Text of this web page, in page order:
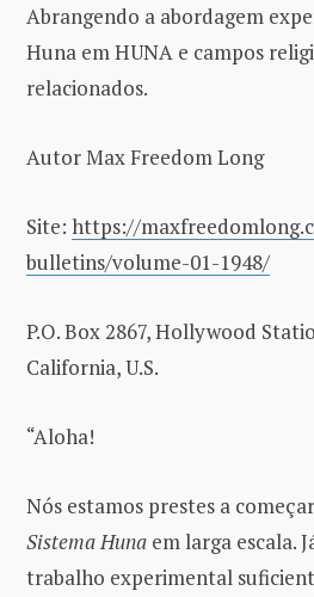
Abrangendo a abordagem
Huna em HUNA e campos
relacionados.
Autor Max Freedom Long
Site: https://
bulletins/volume-01-1948/
P.O. Box 2867, Hollywood
California, U.S.
“Aloha!
Nós estamos prestes a
Sistema Huna em larga escala.
trabalho experimental